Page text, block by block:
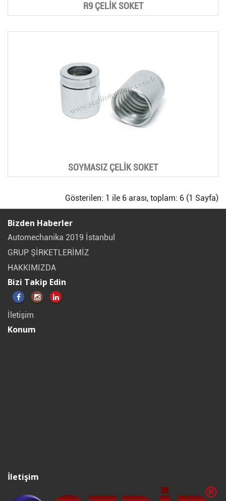
R9 ÇELİK SOKET
SOYMASIZ ÇELİK SOKET
Gösterilen: 1 ile 6 arası, toplam: 6 (1 Sayfa)
Bizden Haberler
Automechanika 2019 İstanbul
GRUP ŞİRKETLERİMİZ
HAKKIMIZDA
Bizi Takip Edin
İletişim
Konum
İletişim